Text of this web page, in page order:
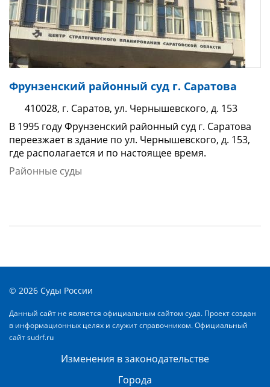
Фрунзенский районный суд г. Саратова
410028, г. Саратов, ул. Чернышевского, д. 153
В 1995 году Фрунзенский районный суд г. Саратова
переезжает в здание по ул. Чернышевского, д. 153,
где располагается и по настоящее время.
Районные суды
© 2026 Суды России
Данный сайт не является официальным сайтом суда. Проект создан
в информационных целях и служит справочником. Официальный
сайтsudrf.ru
Изменения в законодательстве
Города